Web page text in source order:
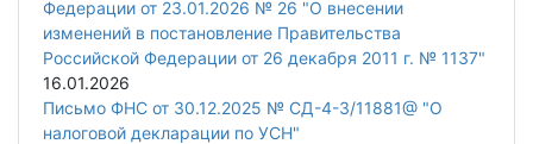
Федерации от 23.01.2026 № 26 "О внесении
изменений в постановление Правительства
Российской Федерации от 26 декабря 2011 г. № 1137"
16.01.2026
Письмо ФНС от 30.12.2025 № СД-4-3/11881@ "О
налоговой декларации по УСН"